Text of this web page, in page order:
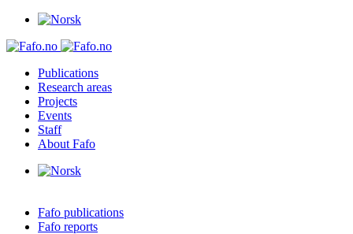
Publications
Research areas
Projects
Events
Staff
About Fafo
Fafo publications
Fafo reports